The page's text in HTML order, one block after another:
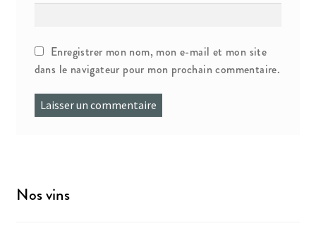
Enregistrer mon nom, mon e-mail et mon site
dans le navigateur pour mon prochain commentaire.
Nos vins